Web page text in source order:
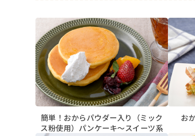
簡単！おからパウダー入り（ミック
ス粉使用）パンケーキ～スイーツ系
お